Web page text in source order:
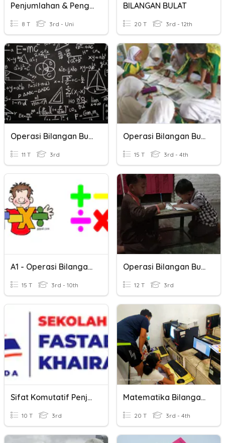
Penjumlahan & Pengurangan Bilangan Bulat
8 T 3rd - Uni
BILANGAN BULAT
20 T 3rd - 12th
Operasi Bilangan Bulat
11 T 3rd
Operasi Bilangan Bulat
15 T 3rd - 4th
A1 - Operasi Bilangan Bulat
15 T 3rd - 10th
Operasi Bilangan Bulat
12 T 3rd
Sifat Komutatif Penjumlahan Dan Perkalian Bilangan Bulat
10 T 3rd
Matematika Bilangan Bulat Kelas 5 Smm
20 T 3rd - 4th